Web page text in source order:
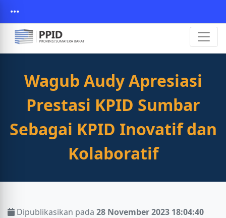
Wagub Audy Apresiasi
Prestasi KPID Sumbar
Sebagai KPID Inovatif dan
Kolaboratif
Dipublikasikan pada 28 November 2023 18:04:40